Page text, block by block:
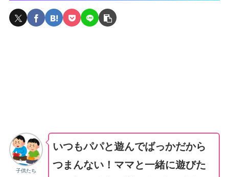
子供たち
いつもパパと遊んでばっかだから
つまんない！ママと一緒に遊びた